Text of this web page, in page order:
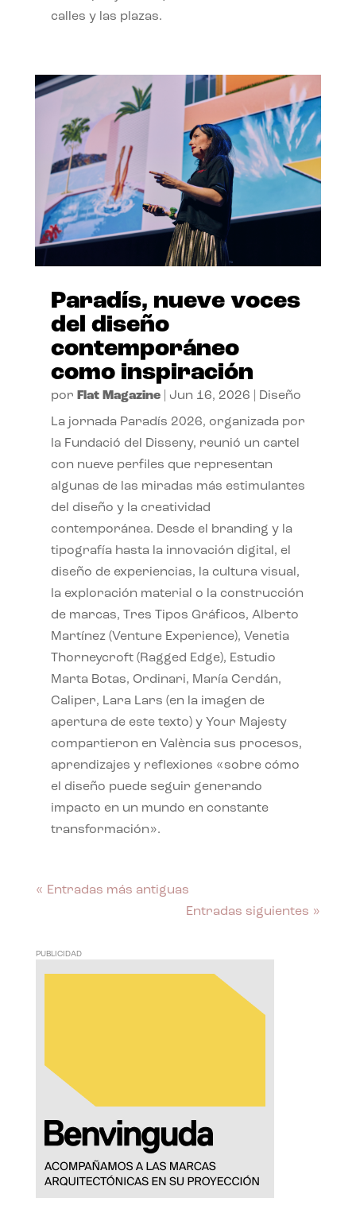
calles y las plazas.
Paradís, nueve voces
del diseño
contemporáneo
como inspiración
por Flat Magazine| Jun 16, 2026 Diseño
La jornada Paradís 2026, organizada por
la Fundació del Disseny, reunió un cartel
con nueve perfiles que representan
algunas de las miradas más estimulantes
del diseño y la creatividad
contemporánea. Desde el branding y la
tipografía hasta la innovación digital, el
diseño de experiencias, la cultura visual,
la exploración material o la construcción
de marcas, Tres Tipos Gráficos, Alberto
Martínez (Venture Experience), Venetia
Thorneycroft (Ragged Edge), Estudio
Marta Botas, Ordinari, María Cerdán,
Caliper, Lara Lars (en la imagen de
apertura de este texto) y Your Majesty
compartieron en València sus procesos,
aprendizajes y reflexiones «sobre cómo
el diseño puede seguir generando
impacto en un mundo en constante
transformación».
« Entradas más antiguas
Entradas siguientes »
PUBLICIDAD